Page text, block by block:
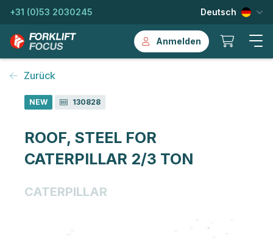
+31 (0)53 2030245 Deutsch
Anmelden
Zurück
NEW 130828
ROOF, STEEL FOR
CATERPILLAR 2/3 TON
CATERPILLAR